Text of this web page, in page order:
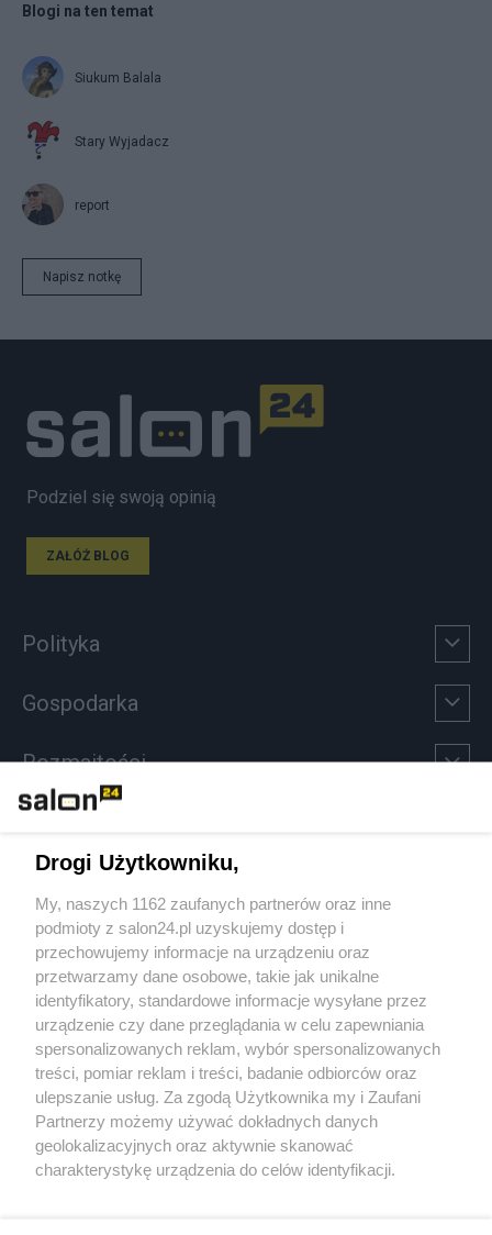
Blogi na ten temat
Siukum Balala
Stary Wyjadacz
report
Napisz notkę
Podziel się swoją opinią
ZAŁÓŻ BLOG
Polityka
Gospodarka
Rozmaitości
Sport
Społeczeństwo
Kultura
X Facebook Instagram Youtube
Drogi Użytkowniku,
My, naszych 1162 zaufanych partnerów oraz inne
podmioty z salon24.pl uzyskujemy dostęp i
przechowujemy informacje na urządzeniu oraz
przetwarzamy dane osobowe, takie jak unikalne
identyfikatory, standardowe informacje wysyłane przez
urządzenie czy dane przeglądania w celu zapewniania
spersonalizowanych reklam, wybór spersonalizowanych
treści, pomiar reklam i treści, badanie odbiorców oraz
ulepszanie usług. Za zgodą Użytkownika my i Zaufani
Partnerzy możemy używać dokładnych danych
geolokalizacyjnych oraz aktywnie skanować
charakterystykę urządzenia do celów identyfikacji.